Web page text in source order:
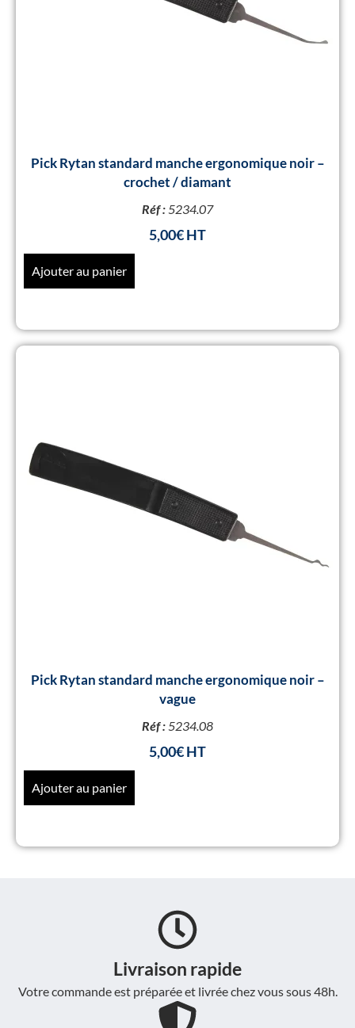
Pick Rytan standard manche ergonomique noir –
crochet / diamant
Réf :5234.07
5,00€
Ajouter au panier
Pick Rytan standard manche ergonomique noir –
vague
Réf :5234.08
5,00€
Ajouter au panier
Livraison rapide
Votre commande est préparée et livrée chez vous sous 48h.